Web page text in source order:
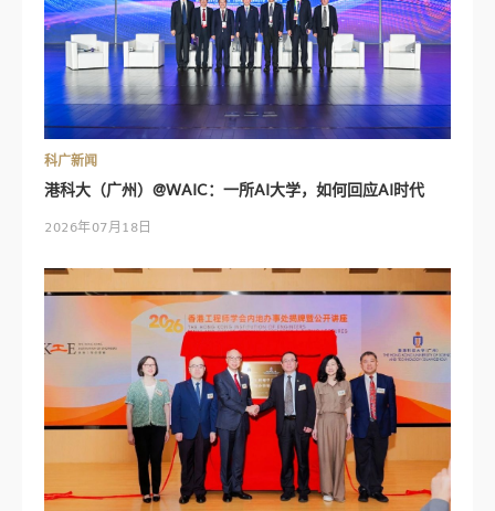
科广新闻
港科大（广州）@WAIC：一所AI大学，如何回应AI时代
2026年07月18日